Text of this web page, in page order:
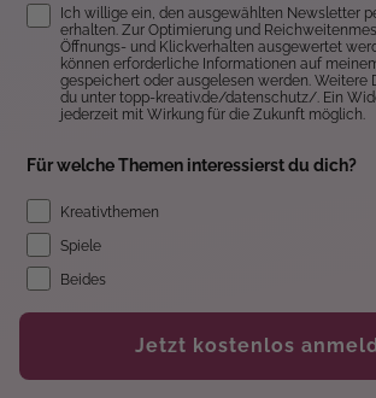
Einwilligung
Ich willige ein, den ausgewählten Newsletter
erhalten. Zur Optimierung und
Öffnungs- und Klickverhalten ausgewertet
können erforderliche Informationen auf
gespeichert oder ausgelesen werden. Weitere
du unter topp-kreativ.de/datenschutz/. Ein
jederzeit mit Wirkung für die Zukunft möglich.
Für welche Themen interessierst du dich?
Kreativthemen
Spiele
Beides
Jetzt kostenlos